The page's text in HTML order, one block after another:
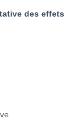
des effets